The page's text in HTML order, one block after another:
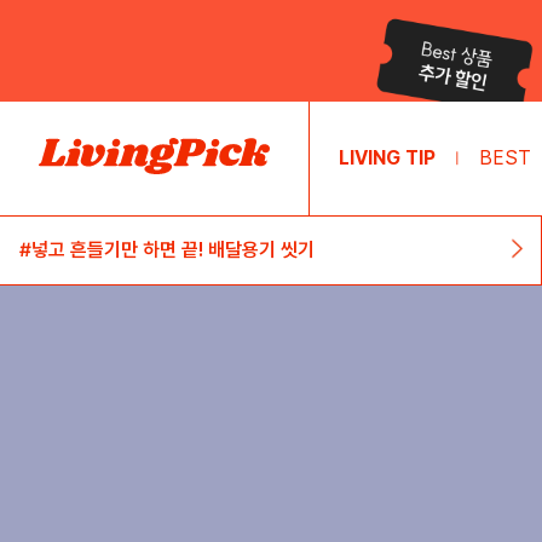
LIVING TIP | BEST
#넣고 흔들기만 하면 끝! 배달용기 씻기